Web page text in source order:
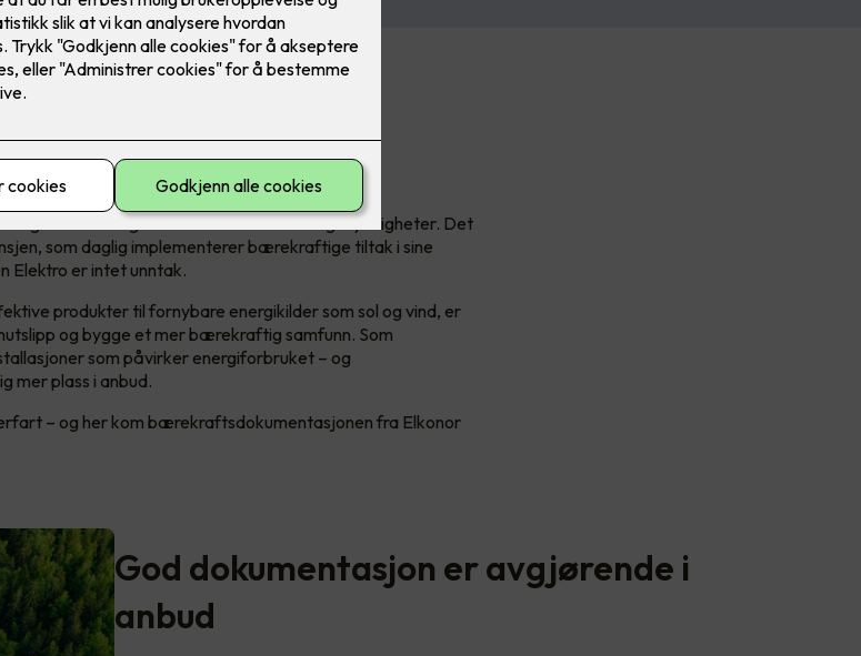
klart fortrinn med
Elkonor
grønne løsninger fra både forbrukere og myndigheter. Det
som daglig implementerer bærekraftige tiltak i sine
Elektro er intet unntak.
produkter til fornybare energikilder som sol og vind, er
og bygge et mer bærekraftig samfunn. Som
som påvirker energiforbruket – og
mer plass i anbud.
– og her kom bærekraftsdokumentasjonen fra Elkonor
God dokumentasjon er avgjørende i
anbud